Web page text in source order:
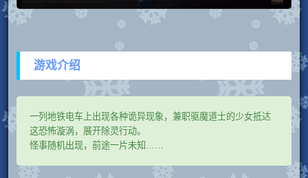
游戏介绍
一列地铁电车上出现各种诡异现象，兼职驱魔道士的少女抵达
这恐怖漩涡，展开除灵行动。
怪事随机出现，前途一片未知……